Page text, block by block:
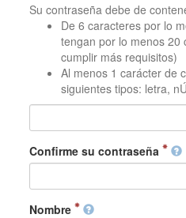
Su contraseña debe de
De 6 caracteres por lo
tengan por lo menos 20
cumplir más requisitos)
Al menos 1 carácter de
siguientes tipos: letra,
Confirme su contraseña
Nombre